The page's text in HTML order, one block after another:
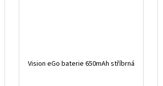
Vision eGo baterie 650mAh stříbrná